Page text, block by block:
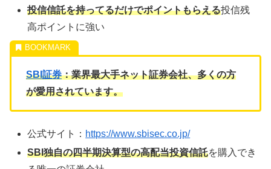
投信信託を持ってるだけでポイントもらえる投信残
高ポイントに強い
SBI証券：業界最大手ネット証券会社、多くの方
が愛用されています。
公式サイト： https://www.sbisec.co.jp/
SBI独自の四半期決算型の高配当投資信託を購入でき